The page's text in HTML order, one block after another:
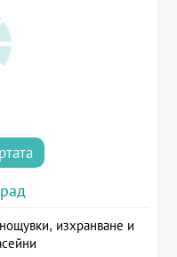
изхранване и